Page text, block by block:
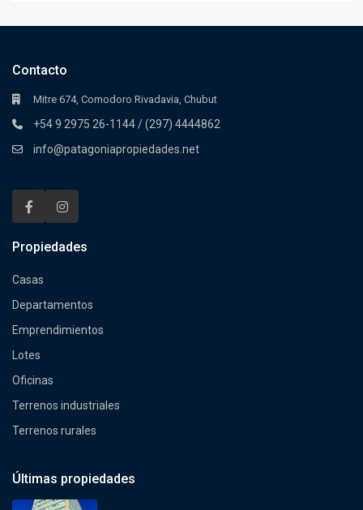
Contacto
Mitre 674, Comodoro Rivadavia, Chubut
+54 9 2975 26-1144 / (297) 4444862
info@patagoniapropiedades.net
Propiedades
Casas
Departamentos
Emprendimientos
Lotes
Oficinas
Terrenos industriales
Terrenos rurales
Últimas propiedades